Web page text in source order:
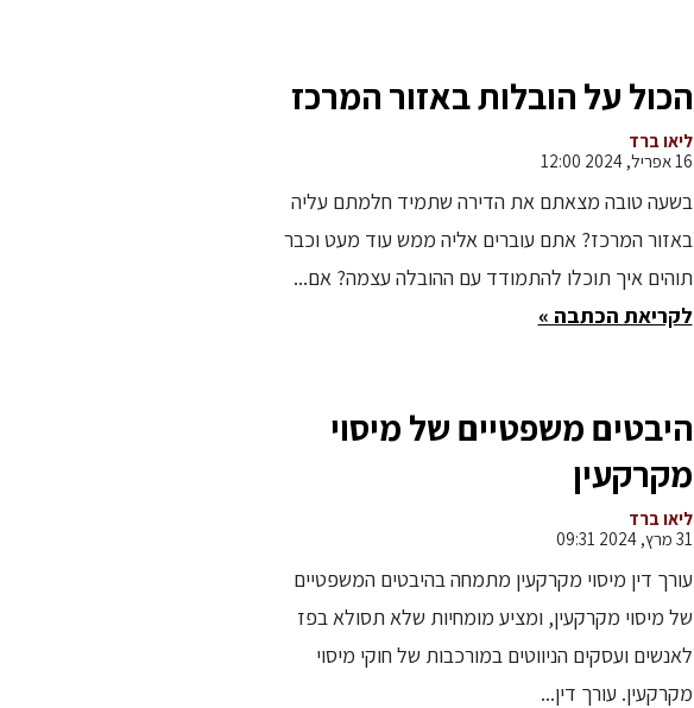
הכול על הובלות באזור המרכז
ליאו ברד
16 אפריל, 2024 12:00
בשעה טובה מצאתם את הדירה שתמיד חלמתם עליה
באזור המרכז? אתם עוברים אליה ממש עוד מעט וכבר
תוהים איך תוכלו להתמודד עם ההובלה עצמה? אם...
לקריאת הכתבה »
היבטים משפטיים של מיסוי
מקרקעין
ליאו ברד
31 מרץ, 2024 09:31
עורך דין מיסוי מקרקעין מתמחה בהיבטים המשפטיים
של מיסוי מקרקעין, ומציע מומחיות שלא תסולא בפז
לאנשים ועסקים הניווטים במורכבות של חוקי מיסוי
מקרקעין. עורך דין...